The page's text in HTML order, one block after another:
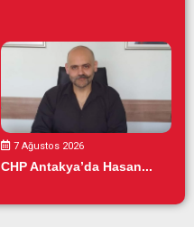
7 Ağustos 2026
CHP Antakya’da Hasan...